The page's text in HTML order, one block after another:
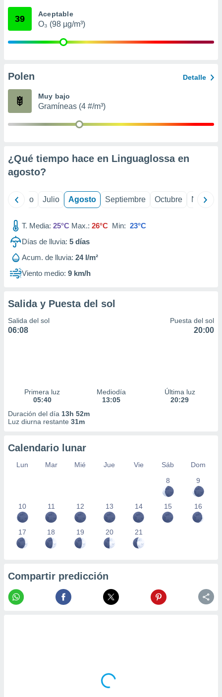
mediante
publicidad
de
39 Aceptable
O₃ (98 µg/m³)
Polen Detalle
Muy bajo
Gramíneas (4 #/m³)
¿Qué tiempo hace en Linguaglossa en
agosto?
Junio Julio Agosto Septiembre Octubre
T. Media: 25°C Max.: 26°C Min: 23°C
Días de lluvia: 5 días
Acum. de lluvia: 24 l/m²
Viento medio: 9 km/h
Salida y Puesta del sol
Salida del sol
06:08
Puesta del sol
20:00
Primera luz
05:40
Mediodía
13:05
Última luz
20:29
Duración del día 13h 52m
Luz diurna restante 31m
Calendario lunar
Lun Mar Mié Jue Vie Sáb
Dom
8
9
10 11 12 13 14 15 16
17 18 19 20 21
Compartir predicción